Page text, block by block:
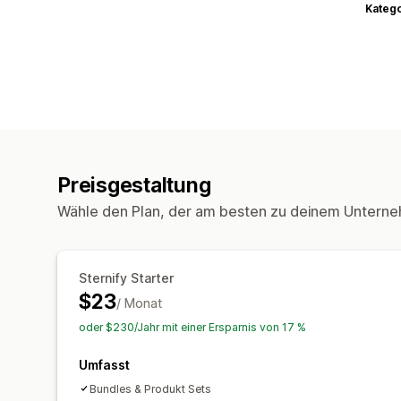
Preisgestaltung
Wähle den Plan, der am besten zu deinem
Sternify Starter
$23/ Monat
oder $230/Jahr mit einer Ersparnis von 17 %
Umfasst
Bundles & Produkt Sets